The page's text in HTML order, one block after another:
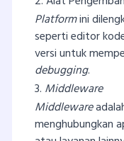
Platformini
seperti editor
versi untuk
debugging.
3. Middleware
Middleware
menghubungkan